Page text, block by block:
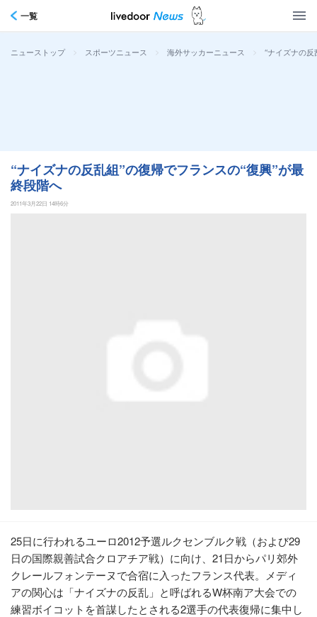
一覧
ニューストップ > スポーツニュース > 海外サッカーニュース > “ナイズナの反
“ナイズナの反乱組”の復帰でフランスの“復興”が最
終段階へ
2011年3月22日 14時6分
25日に行われるユーロ2012予選ルクセンブルク戦（および29
日の国際親善試合クロアチア戦）に向け、21日からパリ郊外
クレールフォンテーヌで合宿に入ったフランス代表。メディ
アの関心は「ナイズナの反乱」と呼ばれるW杯南ア大会での
練習ボイコットを首謀したとされる2選手の代表復帰に集中し